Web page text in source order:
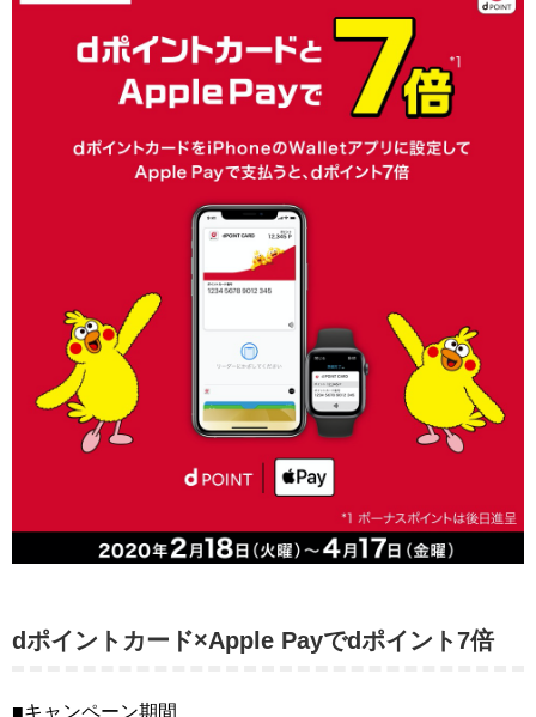
dポイントカード×Apple Payでdポイント7倍
■キャンペーン期間